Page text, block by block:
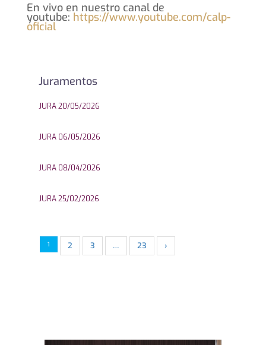
En vivo en nuestro canal de
youtube: https://www.youtube.com/calp-
oficial
Juramentos
JURA 20/05/2026
JURA 06/05/2026
JURA 08/04/2026
JURA 25/02/2026
1 2 3 … 23 ›